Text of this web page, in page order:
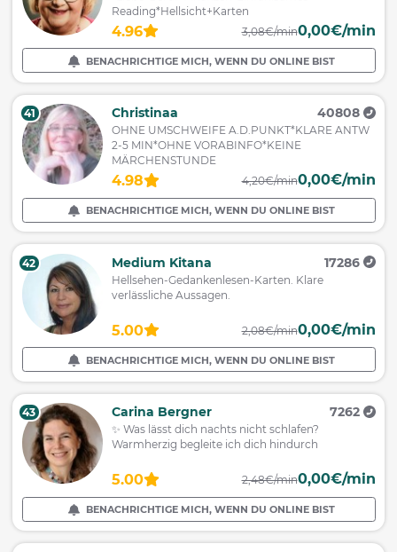
Reading*Hellsicht+Karten
4.96 3,08€/min0,00€/min
BENACHRICHTIGE MICH, WENN DU ONLINE BIST
41 Christinaa 40808
OHNE UMSCHWEIFE A.D.PUNKT*KLARE ANTW
2-5 MIN*OHNE VORABINFO*KEINE
MÄRCHENSTUNDE
4.98 4,20€/min0,00€/min
BENACHRICHTIGE MICH, WENN DU ONLINE BIST
42 Medium Kitana 17286
Hellsehen-Gedankenlesen-Karten. Klare
verlässliche Aussagen.
5.00 2,08€/min0,00€/min
BENACHRICHTIGE MICH, WENN DU ONLINE BIST
43 Carina Bergner 7262
✨ Was lässt dich nachts nicht schlafen?
Warmherzig begleite ich dich hindurch
5.00 2,48€/min0,00€/min
BENACHRICHTIGE MICH, WENN DU ONLINE BIST